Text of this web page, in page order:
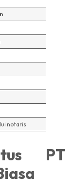
notaris
PT